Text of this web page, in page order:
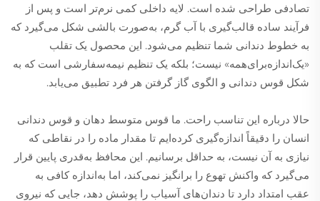
تصادفی طراحی شده است. لایه داخلی کمی نرم‌تر است و پس از
فرآیند ساده قالب‌گیری با آب گرم، به‌صورت بالشی شکل می‌گیرد که
به خطوط دندانی شما تنظیم می‌شود. این محصول یک تقلب
«یک‌اندازه‌برای‌همه» نیست؛ بلکه یک تنظیم نیمه‌سفارشی است که به
شکل قوس دندانی و الگوی گاز گرفتن هر فرد تطبیق می‌یابد.
حالا درباره این تناسب راحت. ما قوس متوسط دهان و قوس دندانی
انسان را دقیقاً اندازه‌گیری کرده‌ایم تا مقدار ماده را در نقاطی که
نیازی به آن نیست، به حداقل برسانیم. این محافظ به‌قدری پایین قرار
می‌گیرد که واکنش تهوع را برانگیز نمی‌کند، اما به‌اندازه کافی به
عقب امتداد دارد تا دندان‌های آسیاب را پوشش دهد، جایی که نیروی